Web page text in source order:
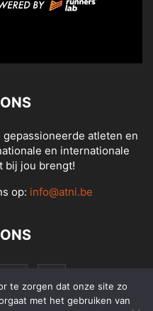
atleten en
en internationale
bij jou brengt!
op: info@atni.be
te zorgen dat onze site zo
met het gebruiken van